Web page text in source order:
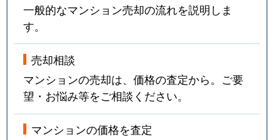
一般的なマンション売却の流れを説明しま
す。
売却相談
マンションの売却は、価格の査定から。ご要
望・お悩み等をご相談ください。
マンションの価格を査定